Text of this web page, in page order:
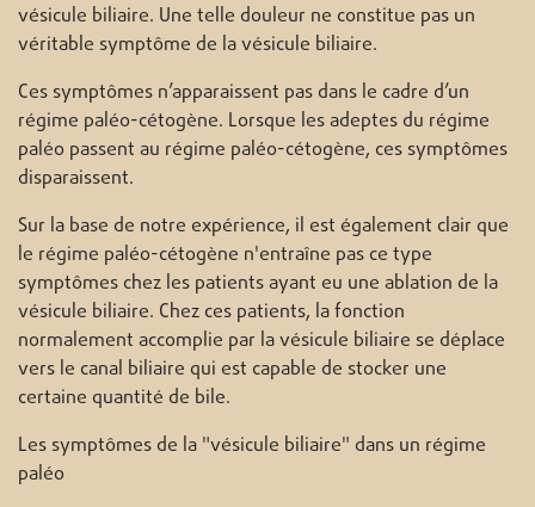
vésicule biliaire. Une telle douleur ne constitue pas un
véritable symptôme de la vésicule biliaire.
Ces symptômes n’apparaissent pas dans le cadre d’un
régime paléo-cétogène. Lorsque les adeptes du régime
paléo passent au régime paléo-cétogène, ces symptômes
disparaissent.
Sur la base de notre expérience, il est également clair que
le régime paléo-cétogène n'entraîne pas ce type
symptômes chez les patients ayant eu une ablation de la
vésicule biliaire. Chez ces patients, la fonction
normalement accomplie par la vésicule biliaire se déplace
vers le canal biliaire qui est capable de stocker une
certaine quantité de bile.
Les symptômes de la "vésicule biliaire" dans un régime
paléo